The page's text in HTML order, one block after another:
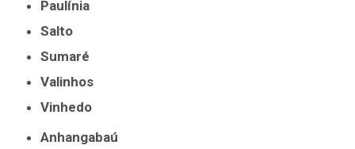
Paulínia
Salto
Sumaré
Valinhos
Vinhedo
Anhangabaú